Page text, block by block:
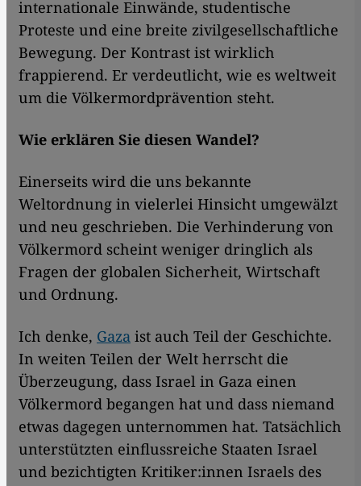
internationale Einwände, studentische
Proteste und eine breite zivilgesellschaftliche
Bewegung. Der Kontrast ist wirklich
frappierend. Er verdeutlicht, wie es weltweit
um die Völkermordprävention steht.
Wie erklären Sie diesen Wandel?
Einerseits wird die uns bekannte
Weltordnung in vielerlei Hinsicht umgewälzt
und neu geschrieben. Die Verhinderung von
Völkermord scheint weniger dringlich als
Fragen der globalen Sicherheit, Wirtschaft
und Ordnung.
Ich denke, Gaza ist auch Teil der Geschichte.
In weiten Teilen der Welt herrscht die
Überzeugung, dass Israel in Gaza einen
Völkermord begangen hat und dass niemand
etwas dagegen unternommen hat. Tatsächlich
unterstützten einflussreiche Staaten Israel
und bezichtigten Kritiker:innen Israels des